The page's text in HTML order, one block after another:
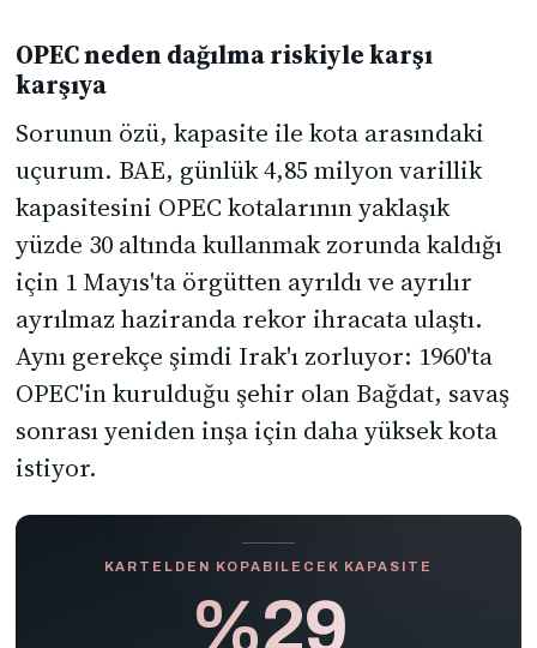
OPEC neden dağılma riskiyle karşı
karşıya
Sorunun özü, kapasite ile kota arasındaki
uçurum. BAE, günlük 4,85 milyon varillik
kapasitesini OPEC kotalarının yaklaşık
yüzde 30 altında kullanmak zorunda kaldığı
için 1 Mayıs'ta örgütten ayrıldı ve ayrılır
ayrılmaz haziranda rekor ihracata ulaştı.
Aynı gerekçe şimdi Irak'ı zorluyor: 1960'ta
OPEC'in kurulduğu şehir olan Bağdat, savaş
sonrası yeniden inşa için daha yüksek kota
istiyor.
KARTELDEN KOPABILECEK KAPASITE
%29